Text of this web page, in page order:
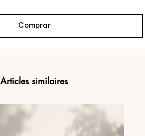
Comprar
Articles similaires